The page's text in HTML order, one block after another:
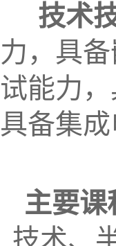
技术
力，具
试能力
具备集
主要课
技术、